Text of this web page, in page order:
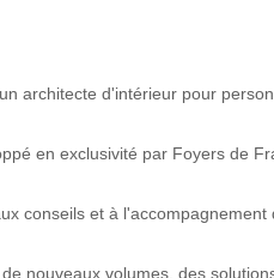
architecte d'intérieur pour
en exclusivité par Foyers de
conseils et à l'accompagnement
nouveaux volumes, des